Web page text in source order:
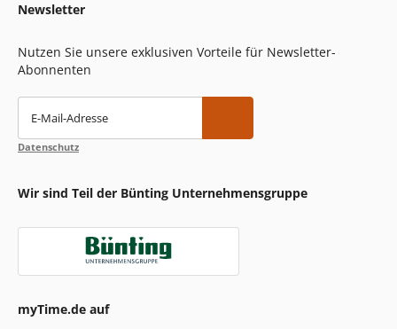
Newsletter
Nutzen Sie unsere exklusiven Vorteile für Newsletter-
Abonnenten
E-Mail-Adresse
Datenschutz
Wir sind Teil der Bünting Unternehmensgruppe
myTime.de auf